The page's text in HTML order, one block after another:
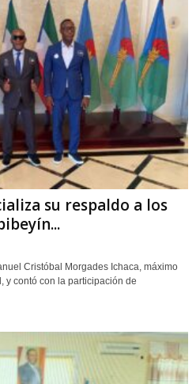
su respaldo a los
Cristóbal Morgades Ichaca, máximo
y contó con la participación de